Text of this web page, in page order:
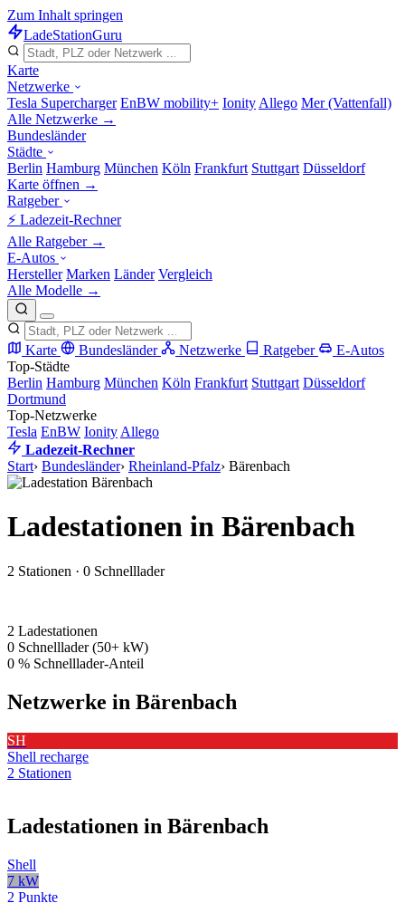
Zum Inhalt springen
LadeStationGuru
Karte
Netzwerke
Tesla Supercharger EnBW mobility+ Ionity Allego Mer (Vattenfall)
Alle Netzwerke →
Bundesländer
Städte
Berlin Hamburg München Köln Frankfurt Stuttgart Düsseldorf
Karte öffnen →
Ratgeber
⚡ Ladezeit-Rechner
Alle Ratgeber →
E-Autos
Hersteller Marken Länder Vergleich
Alle Modelle →
Karte Bundesländer Netzwerke Ratgeber
E-Autos
Top-Städte
Berlin Hamburg München Köln Frankfurt Stuttgart Düsseldorf
Dortmund
Top-Netzwerke
Tesla EnBW Ionity Allego
Ladezeit-Rechner
Start› Bundesländer› Rheinland-Pfalz› Bärenbach
Ladestationen in Bärenbach
2 Stationen · 0 Schnelllader
2 Ladestationen
0 Schnelllader (50+ kW)
0 % Schnelllader-Anteil
Netzwerke in Bärenbach
SH
Shell recharge
2 Stationen
Ladestationen in Bärenbach
Shell
7 kW
2 Punkte